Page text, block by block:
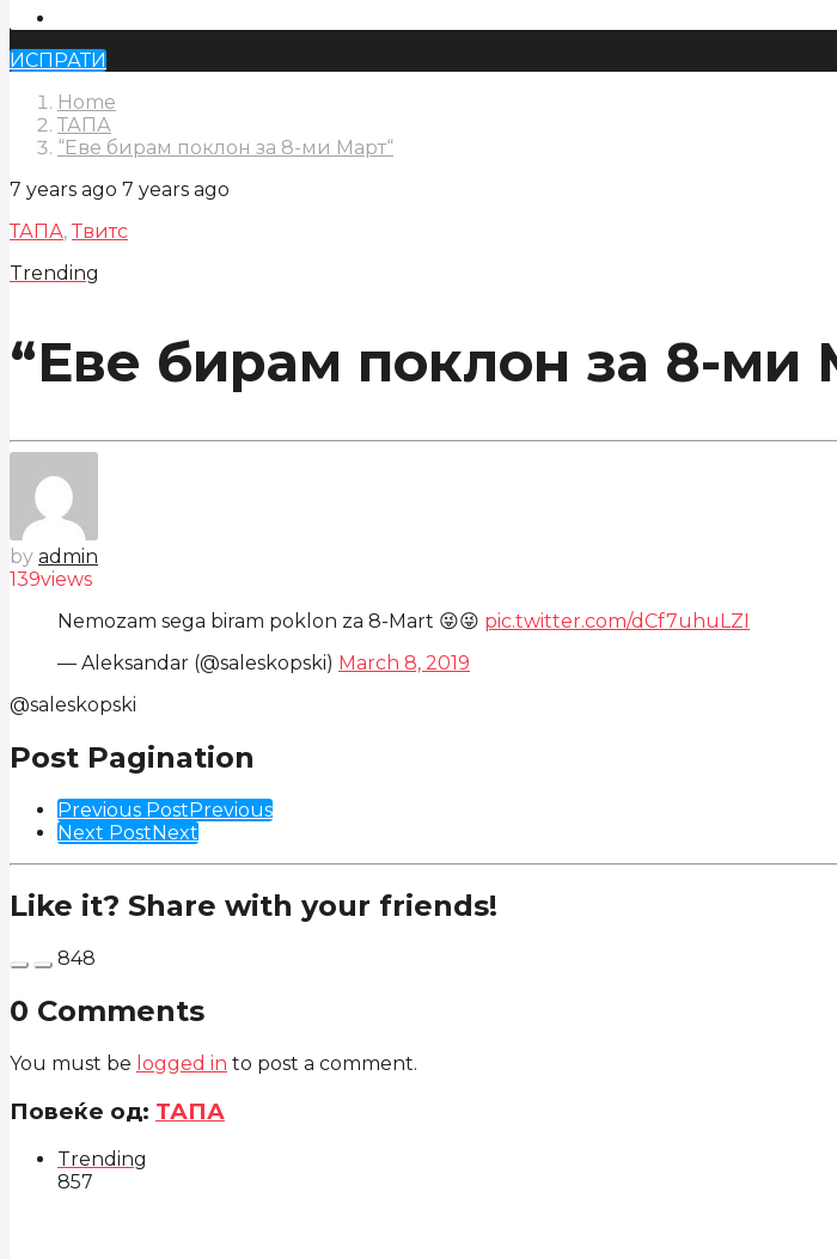
ИСПРАТИ
Home
ТАПА
“Еве бирам поклон за 8-ми Март“
7 years ago 7 years ago
ТАПА, Твитс
Trending
“Еве бирам поклон за 8-ми
by admin
139views
Nemozam sega biram poklon za 8-Mart 😜😜 pic.twitter.com/dCf7uhuLZI
— Aleksandar (@saleskopski) March 8, 2019
@saleskopski
Post Pagination
Previous PostPrevious
Next PostNext
Like it? Share with your friends!
848
0 Comments
You must be logged in to post a comment.
Повеќе од: ТАПА
Trending
857